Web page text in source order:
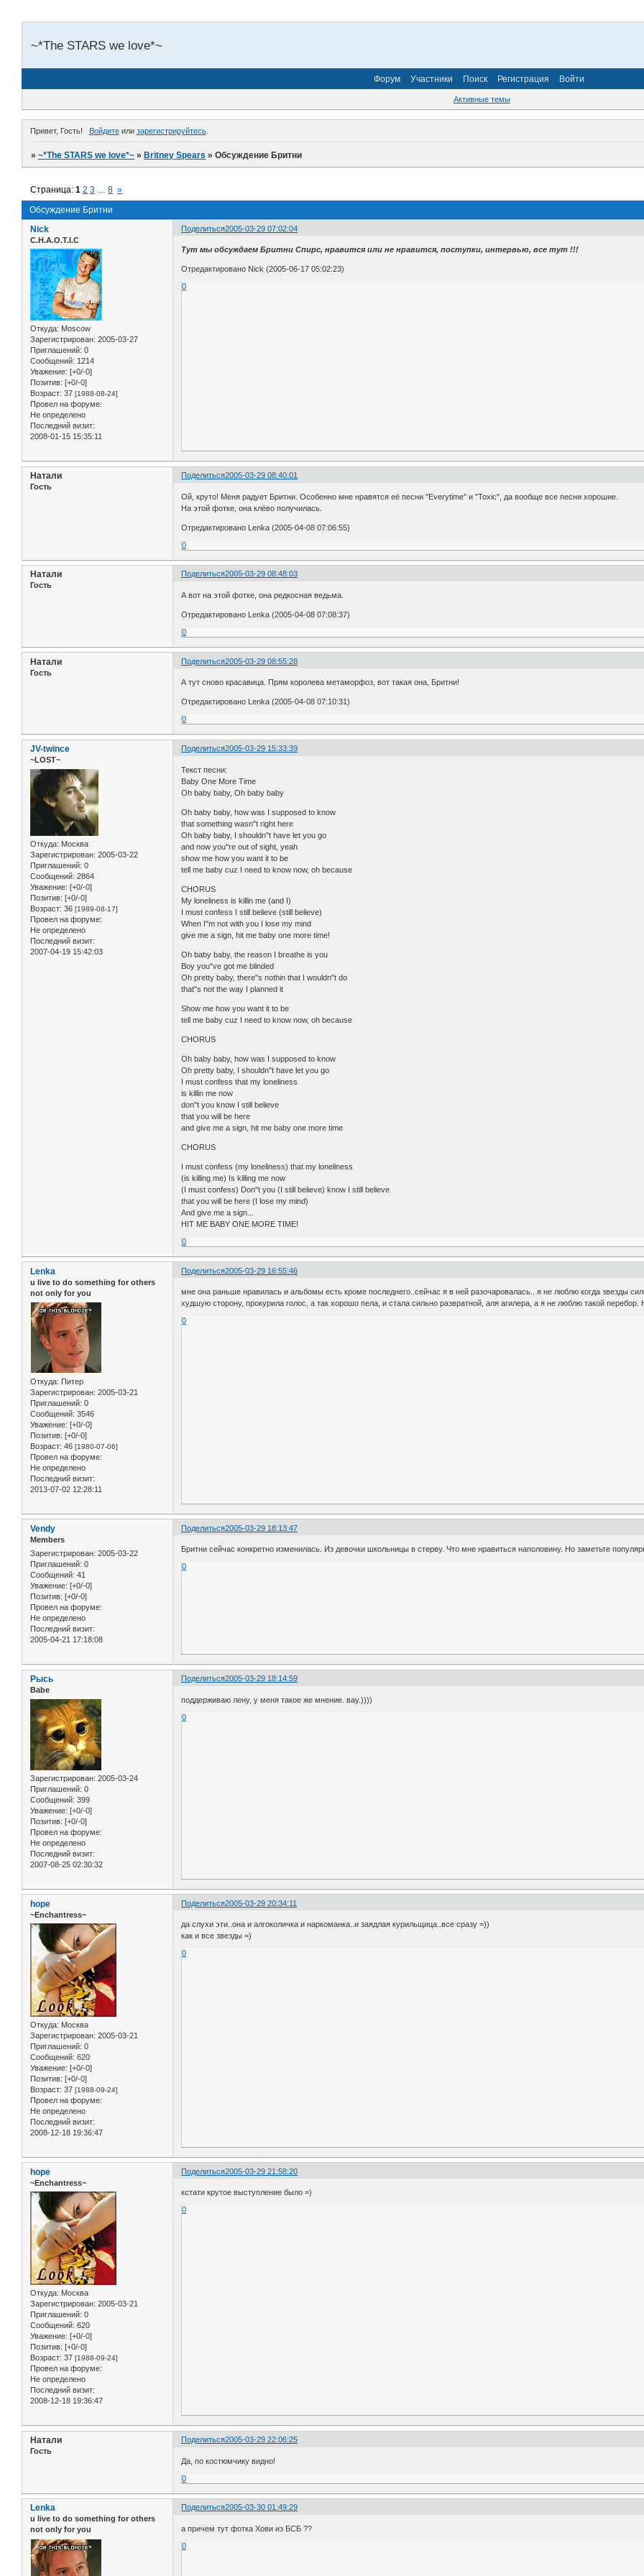
~*The STARS we love*~
Форум Участники Поиск Регистрация Войти
Активные темы
Привет, Гость! Войдитеили зарегистрируйтесь.
»~*The STARS we love*~ »Britney Spears »Обсуждение Бритни
Обсуждение Бритни
Страница:1 2 3 … 8 »
Поделиться2005-03-29 07:02:04
Nick
C.H.A.O.T.I.C
Откуда: Moscow
Зарегистрирован: 2005-03-27
Приглашений: 0
Сообщений: 1214
Уважение: [+0/-0]
Позитив: [+0/-0]
Возраст: 37 [1988-08-24]
Провел на форуме:
Не определено
Последний визит:
2008-01-15 15:35:11
Тут мы обсуждаем Бритни Спирс, нравится или не нравится, поступки, интервью, все тут !!!
Отредактировано Nick (2005-06-17 05:02:23)
0
Поделиться2005-03-29 08:40:01
Натали
Гость
Ой, круто! Меня радует Бритни. Особенно мне нравятся её песни "Everytime" и "Toxic", да вообще все песни хорошие.
На этой фотке, она клёво получилась.
Отредактировано Lenka (2005-04-08 07:06:55)
0
Поделиться2005-03-29 08:48:03
Натали
Гость
А вот на этой фотке, она редкосная ведьма.
Отредактировано Lenka (2005-04-08 07:08:37)
0
Поделиться2005-03-29 08:55:28
Натали
Гость
А тут сново красавица. Прям королева метаморфоз, вот такая она, Бритни!
Отредактировано Lenka (2005-04-08 07:10:31)
0
Поделиться2005-03-29 15:33:39
JV-twince
~LOST~
Откуда: Москва
Зарегистрирован: 2005-03-22
Приглашений: 0
Сообщений: 2864
Уважение: [+0/-0]
Позитив: [+0/-0]
Возраст: 36 [1989-08-17]
Провел на форуме:
Не определено
Последний визит:
2007-04-19 15:42:03
Текст песни:
Baby One More Time
Oh baby baby, Oh baby baby
Oh baby baby, how was I supposed to know
that something wasn"t right here
Oh baby baby, I shouldn"t have let you go
and now you"re out of sight, yeah
show me how you want it to be
tell me baby cuz I need to know now, oh because
CHORUS
My loneliness is killin me (and I)
I must confess I still believe (still believe)
When I"m not with you I lose my mind
give me a sign, hit me baby one more time!
Oh baby baby, the reason I breathe is you
Boy you"ve got me blinded
Oh pretty baby, there"s nothin that I wouldn"t do
that"s not the way I planned it
Show me how you want it to be
tell me baby cuz I need to know now, oh because
CHORUS
Oh baby baby, how was I supposed to know
Oh pretty baby, I shouldn"t have let you go
I must confess that my loneliness
is killin me now
don"t you know I still believe
that you will be here
and give me a sign, hit me baby one more time
CHORUS
I must confess (my loneliness) that my loneliness
(is killing me) Is killing me now
(I must confess) Don"t you (I still believe) know I still believe
that you will be here (I lose my mind)
And give me a sign...
HIT ME BABY ONE MORE TIME!
0
Поделиться2005-03-29 16:55:46
Lenka
u live to do something for others
not only for you
Откуда: Питер
Зарегистрирован: 2005-03-21
Приглашений: 0
Сообщений: 3546
Уважение: [+0/-0]
Позитив: [+0/-0]
Возраст: 46 [1980-07-06]
Провел на форуме:
Не определено
Последний визит:
2013-07-02 12:28:11
мне она раньше нравилась и альбомы есть кроме последнего..сейчас я в ней разочаровалась.. я не люблю когда звезды
худшую сторону, прокурила голос, а так хорошо пела, и стала сильно развратной, аля агилера, а я не люблю такой
0
Поделиться2005-03-29 18:13:47
Vendy
Members
Зарегистрирован: 2005-03-22
Приглашений: 0
Сообщений: 41
Уважение: [+0/-0]
Позитив: [+0/-0]
Провел на форуме:
Не определено
Последний визит:
2005-04-21 17:18:08
Бритни сейчас конкретно изменилась. Из девочки школьницы в стерву. Что мне нравиться наполовину. Но заметьте
0
Поделиться2005-03-29 18:14:59
Рысь
Babe
Зарегистрирован: 2005-03-24
Приглашений: 0
Сообщений: 399
Уважение: [+0/-0]
Позитив: [+0/-0]
Провел на форуме:
Не определено
Последний визит:
2007-08-25 02:30:32
поддерживаю лену, у меня такое же мнение. вау.))))
0
Поделиться2005-03-29 20:34:11
hope
~Enchantress~
Откуда: Москва
Зарегистрирован: 2005-03-21
Приглашений: 0
Сообщений: 620
Уважение: [+0/-0]
Позитив: [+0/-0]
Возраст: 37 [1988-09-24]
Провел на форуме:
Не определено
Последний визит:
2008-12-18 19:36:47
да слухи эти..она и алгоколичка и наркоманка..и заядлая курильщица..все сразу =))
как и все звезды =)
0
Поделиться2005-03-29 21:58:20
hope
~Enchantress~
Откуда: Москва
Зарегистрирован: 2005-03-21
Приглашений: 0
Сообщений: 620
Уважение: [+0/-0]
Позитив: [+0/-0]
Возраст: 37 [1988-09-24]
Провел на форуме:
Не определено
Последний визит:
2008-12-18 19:36:47
кстати крутое выступление было =)
0
Поделиться2005-03-29 22:06:25
Натали
Гость
Да, по костюмчику видно!
0
Поделиться2005-03-30 01:49:29
Lenka
u live to do something for others
not only for you
а причем тут фотка Хови из БСБ ??
0